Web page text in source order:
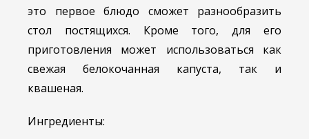
это первое блюдо сможет разнообразить
стол постящихся. Кроме того, для его
приготовления может использоваться как
свежая белокочанная капуста, так и
квашеная.
Ингредиенты: